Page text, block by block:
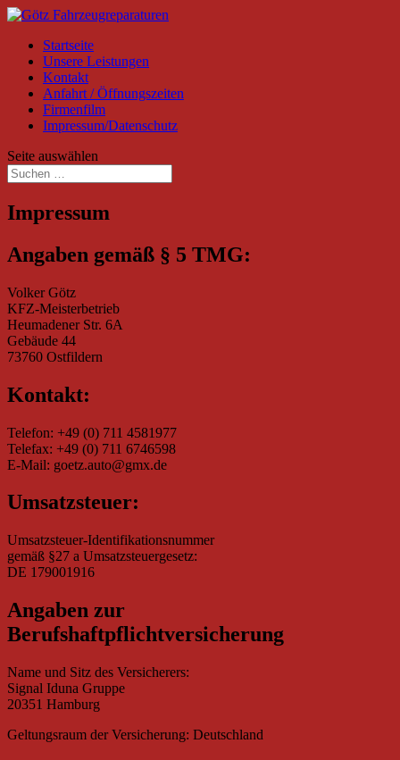
Startseite
Unsere Leistungen
Kontakt
Anfahrt / Öffnungszeiten
Firmenfilm
Impressum/Datenschutz
Seite auswählen
Impressum
Angaben gemäß § 5 TMG:
Volker Götz
KFZ-Meisterbetrieb
Heumadener Str. 6A
Gebäude 44
73760 Ostfildern
Kontakt:
Telefon: +49 (0) 711 4581977
Telefax: +49 (0) 711 6746598
E-Mail: goetz.auto@gmx.de
Umsatzsteuer:
Umsatzsteuer-Identifikationsnummer
gemäß §27 a Umsatzsteuergesetz:
DE 179001916
Angaben zur
Berufshaftpflichtversicherung
Name und Sitz des Versicherers:
Signal Iduna Gruppe
20351 Hamburg
Geltungsraum der Versicherung: Deutschland